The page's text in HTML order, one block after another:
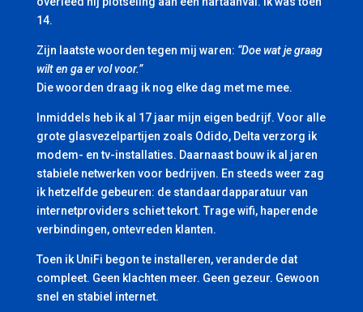
14.
Zijn laatste woorden tegen mij waren: “Doe wat je graag
wilt en ga er vol voor.”
Die woorden draag ik nog elke dag met me mee.
Inmiddels heb ik al 17 jaar mijn eigen bedrijf. Voor alle
grote glasvezelpartijen zoals Odido, Delta verzorg ik
modem- en tv-installaties. Daarnaast bouw ik al jaren
stabiele netwerken voor bedrijven. En steeds weer zag
ik hetzelfde gebeuren: de standaardapparatuur van
internetproviders schiet tekort. Trage wifi, haperende
verbindingen, ontevreden klanten.
Toen ik UniFi begon te installeren, veranderde dat
compleet. Geen klachten meer. Geen gezeur. Gewoon
snel en stabiel internet.